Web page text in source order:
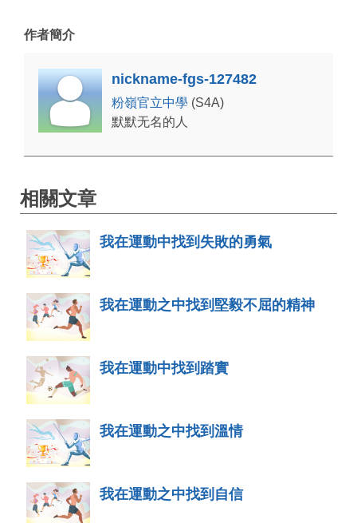
作者簡介
nickname-fgs-127482
粉嶺官立中學 (S4A)
默默无名的人
相關文章
我在運動中找到失敗的勇氣
我在運動之中找到堅毅不屈的精神
我在運動中找到踏實
我在運動之中找到溫情
我在運動之中找到自信